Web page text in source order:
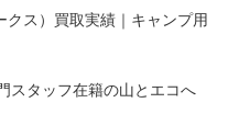
ス）買取実績｜キャンプ用
スタッフ在籍の山とエコへ